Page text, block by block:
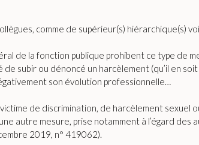
comme de supérieur(s) hiérarchique(s)
de la fonction publique prohibent ce type de
de subir ou dénoncé un harcèlement (qu’il en
son évolution professionnelle…
de discrimination, de harcèlement
autre mesure, prise notamment à l’égard
2019, n° 419062).